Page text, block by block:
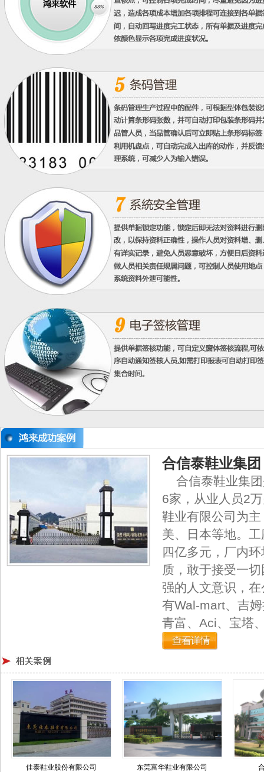
合信泰鞋业集团
合信泰鞋业集团
6家，从业人员2
鞋业有限公司为
美、日本等地。
四亿多元，厂内
质，敢于接受一
强的人文意识，
有Wal-mart、吉
青富、Aci、宝塔
佳泰鞋业股份有限公司 东莞富华鞋业有限公司